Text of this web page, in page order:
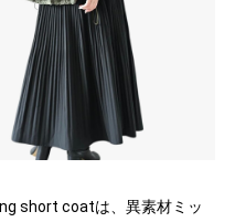
short coatは、異素材ミッ